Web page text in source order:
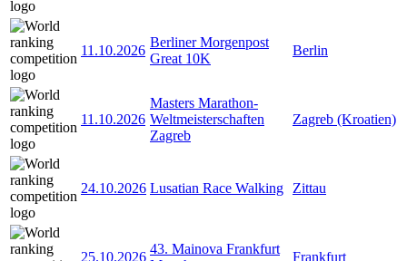
11.10.2026
Berliner Morgenpost
Great 10K
Berlin
11.10.2026
Masters Marathon-
Weltmeisterschaften
Zagreb
Zagreb (Kroatien)
24.10.2026 Lusatian Race Walking Zittau
25.10.2026
43. Mainova Frankfurt
Frankfurt